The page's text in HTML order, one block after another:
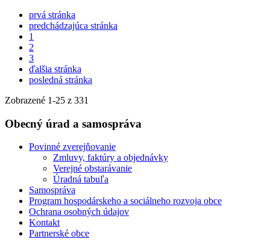
prvá stránka
predchádzajúca stránka
1
2
3
ďalšia stránka
posledná stránka
Zobrazené 1-25 z 331
Obecný úrad a samospráva
Povinné zverejňovanie
Zmluvy, faktúry a objednávky
Verejné obstarávanie
Úradná tabuľa
Samospráva
Program hospodárskeho a sociálneho rozvoja obce
Ochrana osobných údajov
Kontakt
Partnerské obce